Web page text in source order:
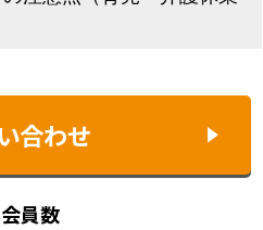
合わせ
員数